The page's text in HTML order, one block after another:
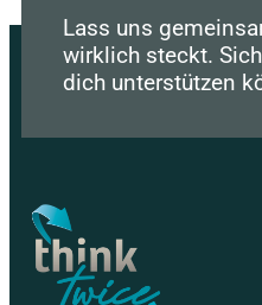
Lass uns
wirklich steckt.
dich unterstützen